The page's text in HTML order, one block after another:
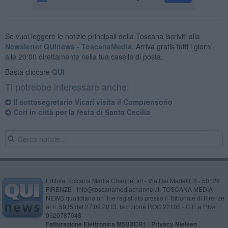
Se vuoi leggere le notizie principali della Toscana iscriviti alla
Newsletter QUInews - ToscanaMedia. Arriva gratis tutti i giorni
alle 20:00 direttamente nella tua casella di posta.
Basta cliccare QUI
Ti potrebbe interessare anche:
Il sottosegretario Vicari visita il Comprensorio
Cori in città per la festa di Santa Cecilia
Editore Toscana Media Channel srl - Via Dei Martelli, 8 - 50129
FIRENZE - info@toscanamediachannel.it. TOSCANA MEDIA
NEWS quotidiano on line registrato presso il Tribunale di Firenze
al n. 5935 del 27.09.2013. Iscrizione ROC 22105 - C.F. e P.Iva
0620787048
Fatturazione Elettronica M5UXCR1 | Privacy Nielsen